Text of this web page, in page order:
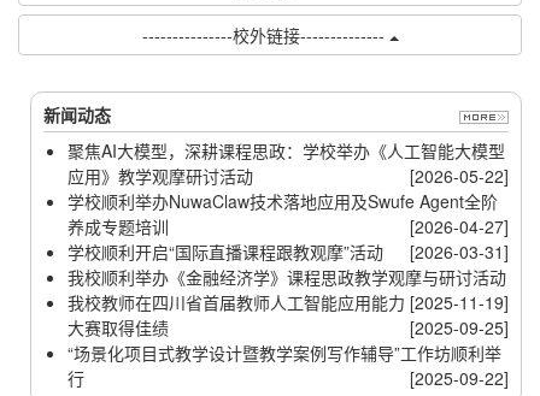
---------------校外链接--------------
新闻动态
聚焦AI大模型，深耕课程思政：学校举办《人工智能大模型
应用》教学观摩研讨活动
[2026-05-22]
学校顺利举办NuwaClaw技术落地应用及Swufe Agent全阶
养成专题培训
[2026-04-27]
学校顺利开启“国际直播课程跟教观摩”活动
[2026-03-31]
我校顺利举办《金融经济学》课程思政教学观摩与研讨活动
[2025-11-19]
我校教师在四川省首届教师人工智能应用能力
大赛取得佳绩
[2025-09-25]
“场景化项目式教学设计暨教学案例写作辅导”工作坊顺利举
行
[2025-09-22]